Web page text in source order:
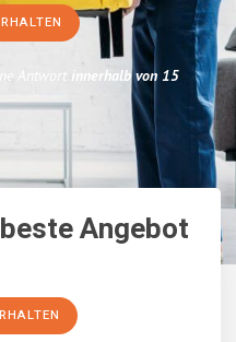
Antwort innerhalb von 15
beste Angebot